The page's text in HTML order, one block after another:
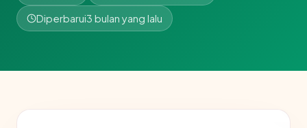
Diperbarui3 bulan yang lalu